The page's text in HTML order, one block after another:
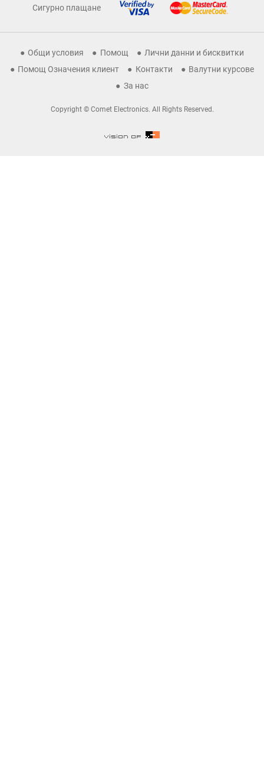
Сигурно плащане
Общи условия Помощ
Лични данни и бисквитки
Помощ Означения клиент
Контакти
Валутни курсове
За нас
Copyright © Comet Electronics. All Rights Reserved.